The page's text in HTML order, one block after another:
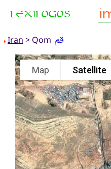
Iran > Qom قم
Map Satellite